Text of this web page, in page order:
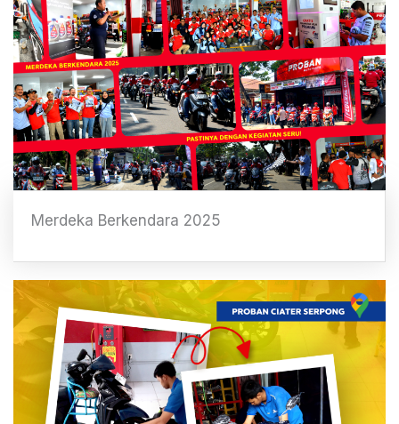
Merdeka Berkendara 2025